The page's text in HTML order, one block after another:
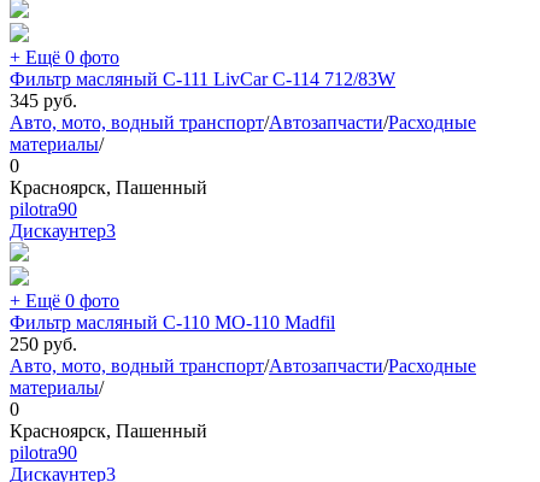
+ Ещё 0 фото
Фильтр масляный C-111 LivCar C-114 712/83W
345 руб.
Авто, мото, водный транспорт/Автозапчасти/Расходные
материалы/
0
Красноярск, Пашенный
pilotra90
Дискаунтер3
+ Ещё 0 фото
Фильтр масляный C-110 MO-110 Madfil
250 руб.
Авто, мото, водный транспорт/Автозапчасти/Расходные
материалы/
0
Красноярск, Пашенный
pilotra90
Дискаунтер3